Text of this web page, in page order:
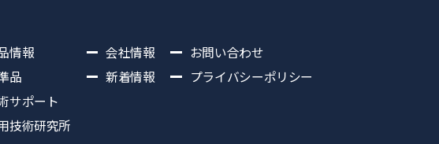
情報
品
サポート
技術研究所
会社情報
新着情報
お問い合わせ
プライバシーポリシー